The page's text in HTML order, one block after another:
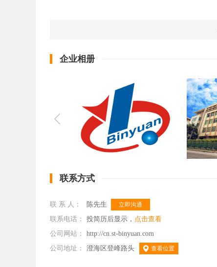
企业相册
联系方式
联 系 人： 陈先生 立即沟通
联系电话： 投简历后显示， 点击查看
公司网站：
http://cn.st-binyuan.com
公司地址：
澄海区登峰路头 查看位置